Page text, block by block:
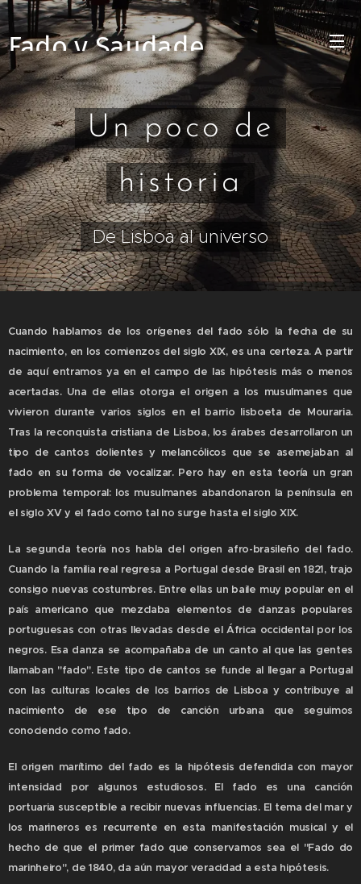
Fado y Saudade
Un poco de
historia
De Lisboa al universo
Cuando hablamos de los orígenes del fado sólo la fecha de su
nacimiento, en los comienzos del siglo XIX, es una certeza. A partir
de aquí entramos ya en el campo de las hipótesis más o menos
acertadas. Una de ellas otorga el origen a los musulmanes que
vivieron durante varios siglos en el barrio lisboeta de Mouraria.
Tras la reconquista cristiana de Lisboa, los árabes desarrollaron un
tipo de cantos dolientes y melancólicos que se asemejaban al
fado en su forma de vocalizar. Pero hay en esta teoría un gran
problema temporal: los musulmanes abandonaron la península en
el siglo XV y el fado como tal no surge hasta el siglo XIX.
La segunda teoría nos habla del origen afro-brasileño del fado.
Cuando la familia real regresa a Portugal desde Brasil en 1821, trajo
consigo nuevas costumbres. Entre ellas un baile muy popular en el
país americano que mezclaba elementos de danzas populares
portuguesas con otras llevadas desde el África occidental por los
negros. Esa danza se acompañaba de un canto al que las gentes
llamaban "fado". Este tipo de cantos se funde al llegar a Portugal
con las culturas locales de los barrios de Lisboa y contribuye al
nacimiento de ese tipo de canción urbana que seguimos
conociendo como fado.
El origen marítimo del fado es la hipótesis defendida con mayor
intensidad por algunos estudiosos. El fado es una canción
portuaria susceptible a recibir nuevas influencias. El tema del mar y
los marineros es recurrente en esta manifestación musical y el
hecho de que el primer fado que conservamos sea el "Fado do
marinheiro", de 1840, da aún mayor veracidad a esta hipótesis.